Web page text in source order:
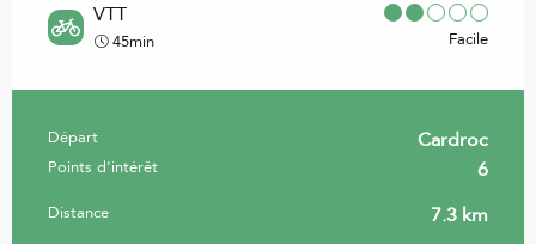
VTT
45min Facile
Informations pratiques
Départ Cardroc
Points d'intérêt 6
Distance 7.3 km